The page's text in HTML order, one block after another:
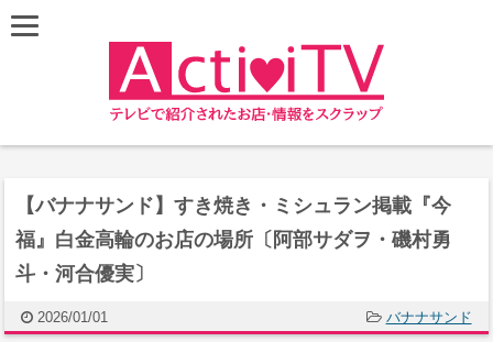
【バナナサンド】すき焼き・ミシュラン掲載『今
福』白金高輪のお店の場所〔阿部サダヲ・磯村勇
斗・河合優実〕
2026/01/01 バナナサンド